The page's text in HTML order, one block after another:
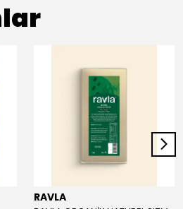
RAVLA